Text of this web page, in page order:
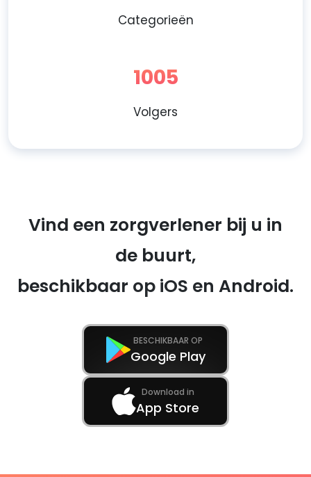
Categorieën
1005
Volgers
Vind een zorgverlener bij u in
de buurt,
beschikbaar op iOS en Android.
BESCHIKBAAR OP
Google Play
Download in
App Store